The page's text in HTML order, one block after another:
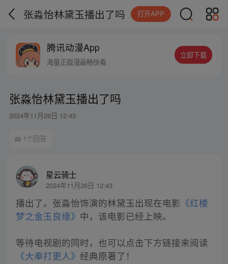
张淼怡林黛玉播出了吗 打开APP
腾讯动漫App
海量正版漫画畅快看
立即下载
张淼怡林黛玉播出了吗
2024年11月26日 12:43
1个回答
星云骑士
2024年11月26日 12:43
播出了。张淼怡饰演的林黛玉出现在电影 《红楼
梦之金玉良缘》 中，该电影已经上映。
等待电视剧的同时，也可以点击下方链接来阅读
《大奉打更人》 经典原著了！